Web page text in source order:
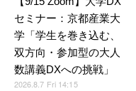
セミナー：京都産業大
学「学生を巻き込む、
双方向・参加型の大人
数講義DXへの挑戦」
2026.8.7 Fri 14:15